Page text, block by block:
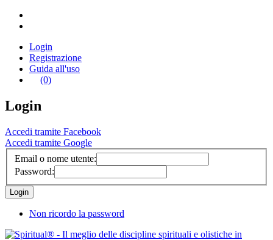
Login
Registrazione
Guida all'uso
(0)
Login
Accedi tramite Facebook
Accedi tramite Google
Email o nome utente:
Password:
Non ricordo la password